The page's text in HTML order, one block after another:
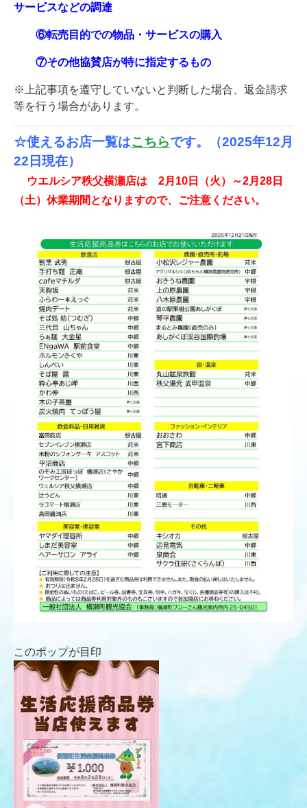
サービスなどの調達
⑥転売目的での物品・サービスの購入
⑦その他協賛店が特に指定するもの
※上記事項を遵守していないと判断した場合、返金請求
等を行う場合があります。
☆使えるお店一覧はこちらです。（2025年12月
22日現在）
ウエルシア秩父横瀬店は 2月10日 （火）～2月28日
（土）休業期間となりますので、ご注意ください。
このポップが目印